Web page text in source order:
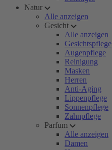
Natur
Alle anzeigen
Gesicht
Alle anzeigen
Gesichtspflege
Augenpflege
Reinigung
Masken
Herren
Anti-Aging
Lippenpflege
Sonnenpflege
Zahnpflege
Parfum
Alle anzeigen
Damen